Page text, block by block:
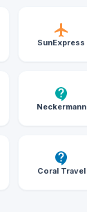
SunExpress
Neckermann
Coral Travel